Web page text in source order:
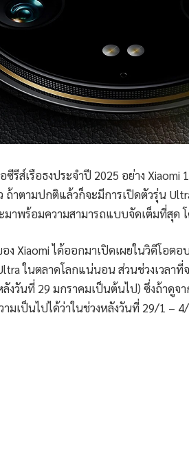
รีส์เรือธงประจำปี 2025 อย่าง Xiaomi
ถ้าตามปกติแล้วก็จะมีการเปิดตัวรุ่น
มาพร้อมความสามารถแบบจัดเต็มที่สุด
ง Xiaomi ได้ออกมาเปิดเผยในวิดีโอต
ในตลาดโลกแน่นอน ส่วนช่วงเวลาที่
งวันที่ 29 มกราคมเป็นต้นไป) ซึ่งถ้าดู
มเป็นไปได้ว่าในช่วงหลังวันที่ 29/1 –